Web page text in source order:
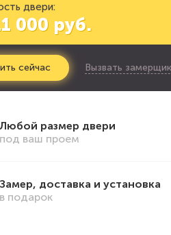
двери:
000 руб.
сейчас Вызвать
Любой размер двери
под ваш проем
Замер, доставка и установка
в подарок